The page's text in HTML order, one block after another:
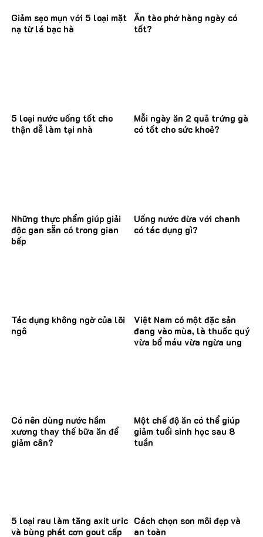
Giảm sẹo mụn với 5 loại mặt
nạ từ lá bạc hà
Ăn tào phớ hàng ngày có
tốt?
5 loại nước uống tốt cho
thận dễ làm tại nhà
Mỗi ngày ăn 2 quả trứng gà
có tốt cho sức khoẻ?
Những thực phẩm giúp giải
độc gan sẵn có trong gian
bếp
Uống nước dừa với chanh
có tác dụng gì?
Tác dụng không ngờ của lõi
ngô
Việt Nam có một đặc sản
đang vào mùa, là thuốc quý
vừa bổ máu vừa ngừa ung
Có nên dùng nước hầm
xương thay thế bữa ăn để
giảm cân?
Một chế độ ăn có thể giúp
giảm tuổi sinh học sau 8
tuần
5 loại rau làm tăng axit uric
và bùng phát cơn gout cấp
Cách chọn son môi đẹp và
an toàn